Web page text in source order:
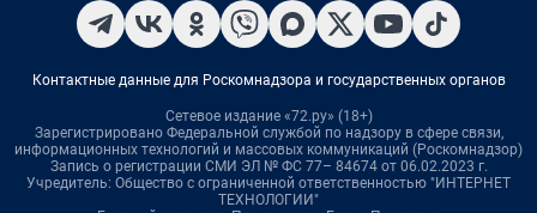
Контактные данные для Роскомнадзора и государственных органов
Сетевое издание «72.ру» (18+)
Зарегистрировано Федеральной службой по надзору в сфере связи,
информационных технологий и массовых коммуникаций (Роскомнадзор)
Запись о регистрации СМИ ЭЛ № ФС 77– 84674 от 06.02.2023 г.
Учредитель: Общество с ограниченной ответственностью "ИНТЕРНЕТ
ТЕХНОЛОГИИ"